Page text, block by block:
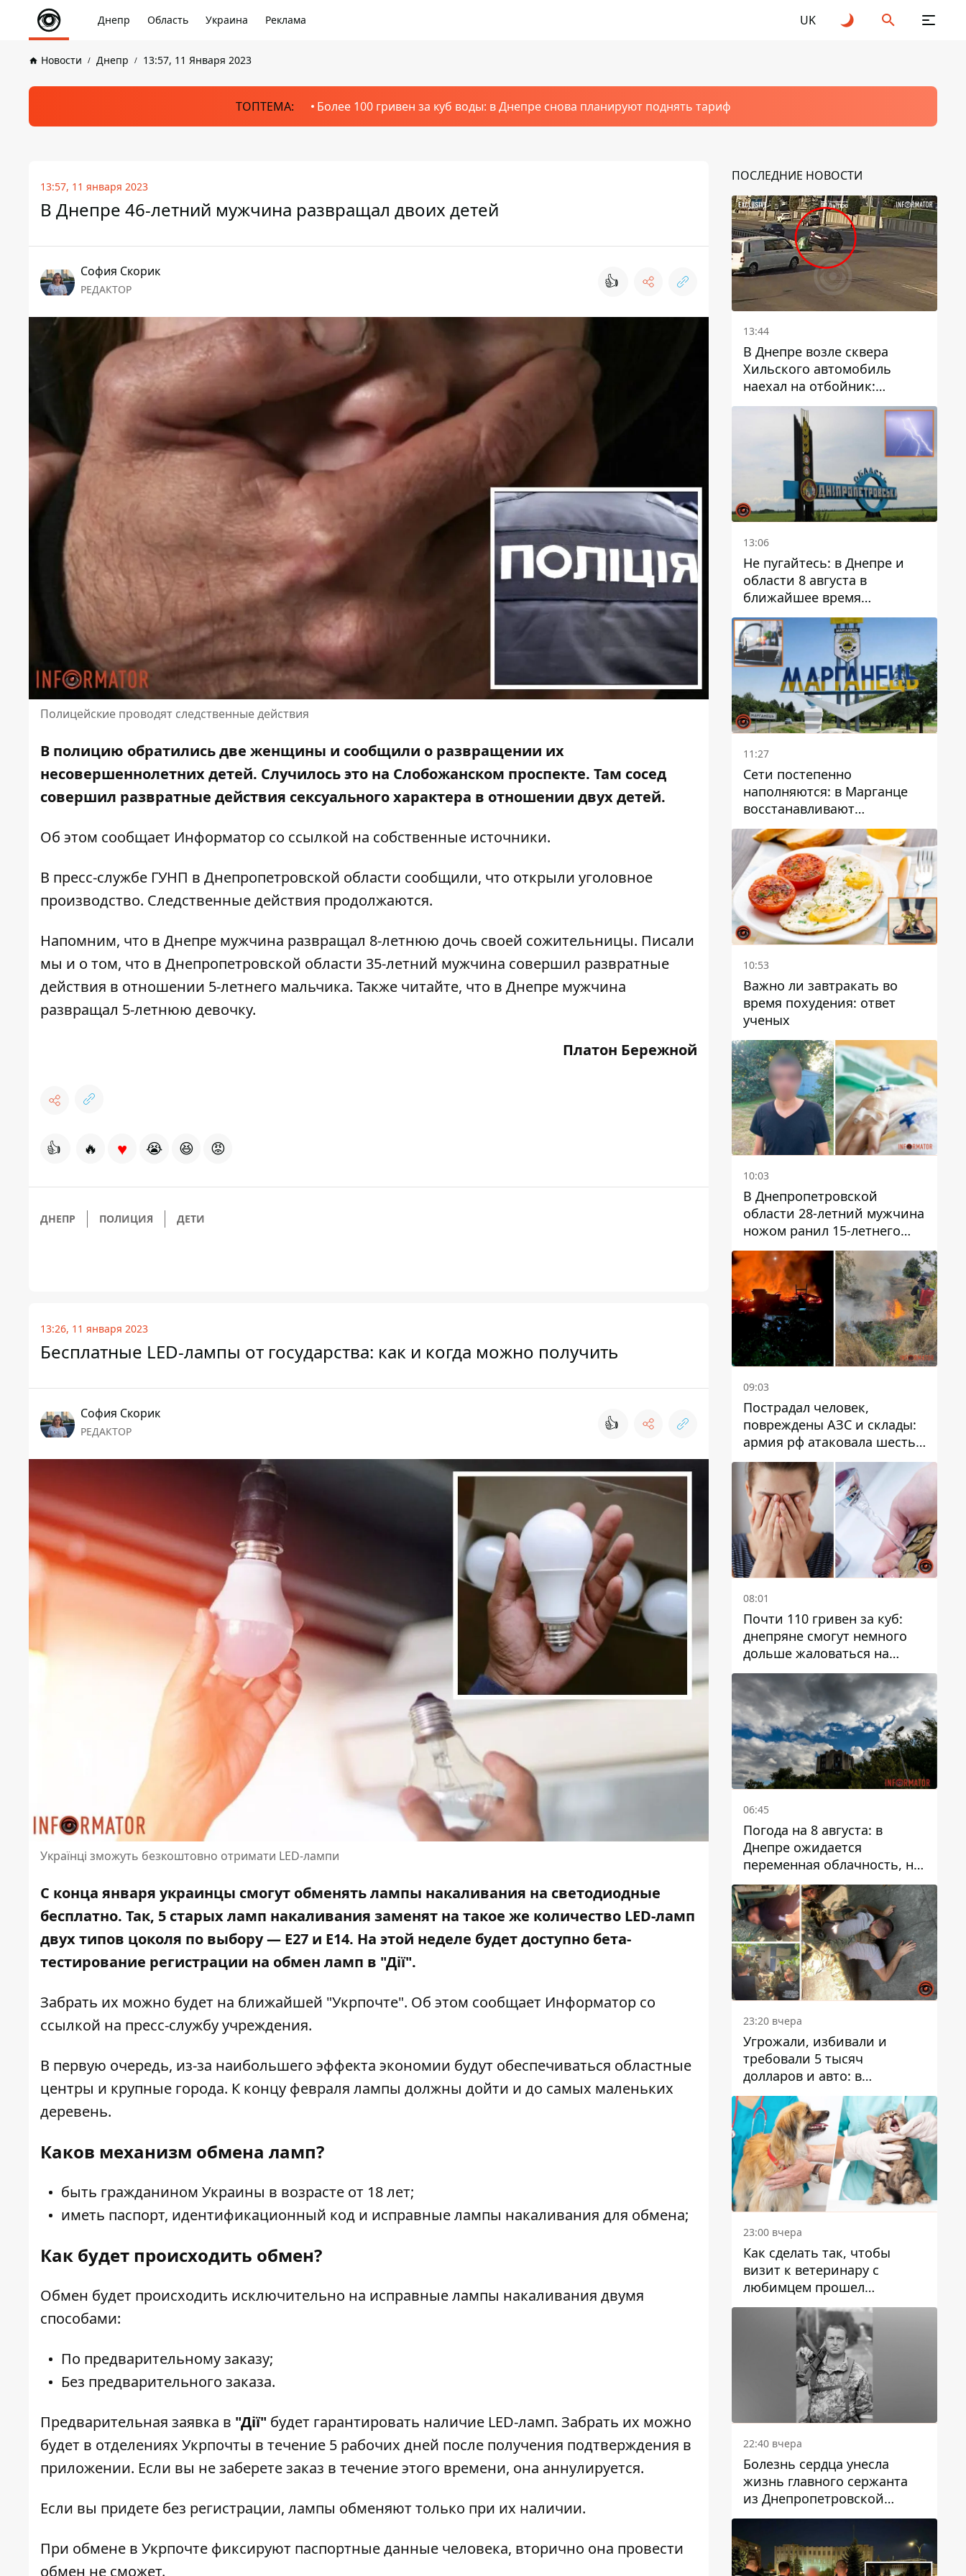
Днепр Область Украина Реклама UK
Новости Днепр 13:57, 11 Января 2023
ТОПТЕМА: Более 100 гривен за куб воды: в Днепре снова планируют поднять тариф
13:57, 11 января 2023
В Днепре 46-летний мужчина развращал двоих детей
София Скорик
РЕДАКТОР 👍
Полицейские проводят следственные действия
В полицию обратились две женщины и сообщили о развращении их
несовершеннолетних детей. Случилось это на Слобожанском проспекте. Там сосед
совершил развратные действия сексуального характера в отношении двух детей.
Об этом сообщает Информатор со ссылкой на собственные источники.
В пресс-службе ГУНП в Днепропетровской области сообщили, что открыли уголовное
производство. Следственные действия продолжаются.
Напомним, что в Днепре мужчина развращал 8-летнюю дочь своей сожительницы. Писали
мы и о том, что в Днепропетровской области 35-летний мужчина совершил развратные
действия в отношении 5-летнего мальчика. Также читайте, что в Днепре мужчина
развращал 5-летнюю девочку.
Платон Бережной
👍 🔥 ♥ 😭 😆 😡
ДНЕПР ПОЛИЦИЯ ДЕТИ
13:26, 11 января 2023
Бесплатные LED-лампы от государства: как и когда можно получить
София Скорик
РЕДАКТОР 👍
Українці зможуть безкоштовно отримати LED-лампи
С конца января украинцы смогут обменять лампы накаливания на светодиодные
бесплатно. Так, 5 старых ламп накаливания заменят на такое же количество LED-ламп
двух типов цоколя по выбору — Е27 и Е14. На этой неделе будет доступно бета-
тестирование регистрации на обмен ламп в "Дії".
Забрать их можно будет на ближайшей "Укрпочте". Об этом сообщает Информатор со
ссылкой на пресс-службу учреждения.
В первую очередь, из-за наибольшего эффекта экономии будут обеспечиваться областные
центры и крупные города. К концу февраля лампы должны дойти и до самых маленьких
деревень.
Каков механизм обмена ламп?
быть гражданином Украины в возрасте от 18 лет;
иметь паспорт, идентификационный код и исправные лампы накаливания для обмена;
Как будет происходить обмен?
Обмен будет происходить исключительно на исправные лампы накаливания двумя
способами:
По предварительному заказу;
Без предварительного заказа.
Предварительная заявка в "Дії" будет гарантировать наличие LED-ламп. Забрать их можно
будет в отделениях Укрпочты в течение 5 рабочих дней после получения подтверждения в
приложении. Если вы не заберете заказ в течение этого времени, она аннулируется.
Если вы придете без регистрации, лампы обменяют только при их наличии.
При обмене в Укрпочте фиксируют паспортные данные человека, вторично она провести
обмен не сможет.
ПОСЛЕДНИЕ НОВОСТИ
13:44
В Днепре возле сквера
Хильского автомобиль
наехал на отбойник:
момент происшествия
13:06
Не пугайтесь: в Днепре и
области 8 августа в
ближайшее время
ожидается гроза
11:27
Сети постепенно
наполняются: в Марганце
восстанавливают
водоснабжение
10:53
Важно ли завтракать во
время похудения: ответ
ученых
10:03
В Днепропетровской
области 28-летний мужчина
ножом ранил 15-летнего
парня
09:03
Пострадал человек,
повреждены АЗС и склады:
армия рф атаковала шесть
районов Днепропетровской
области
08:01
Почти 110 гривен за куб:
днепряне смогут немного
дольше жаловаться на
запланированные тарифы
на воду на 2027 год
06:45
Погода на 8 августа: в
Днепре ожидается
переменная облачность, но
может пойти дождь
23:20 вчера
Угрожали, избивали и
требовали 5 тысяч
долларов и авто: в
Павлограде задержали двух
мужчин
23:00 вчера
Как сделать так, чтобы
визит к ветеринару с
любимцем прошел
спокойно: простые советы
22:40 вчера
Болезнь сердца унесла
жизнь главного сержанта
из Днепропетровской
области Юрия Свистуна